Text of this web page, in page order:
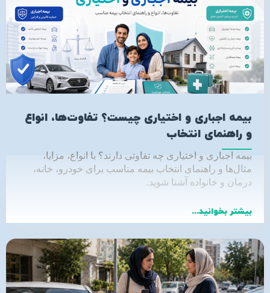
بیمه اجباری و اختیاری چیست؟ تفاوت‌ها، انواع
و راهنمای انتخاب
بیمه اجباری و اختیاری چه تفاوتی دارند؟ با انواع، مزایا،
مثال‌ها و راهنمای انتخاب بیمه مناسب برای خودرو، خانه،
درمان و خانواده آشنا شوید .
بیشتر بخوانید...